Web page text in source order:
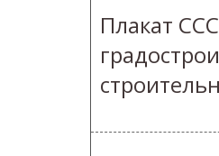
Плакат